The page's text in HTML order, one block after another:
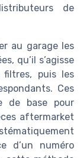
de
au garage les
qu’il s’agisse
filtres, puis les
Ces
de base pour
aftermarket
d’un numéro